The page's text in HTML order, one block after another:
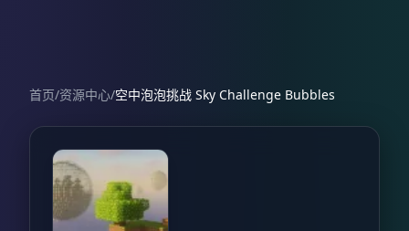
首页/资源中心/空中泡泡挑战 Sky Challenge Bubbles